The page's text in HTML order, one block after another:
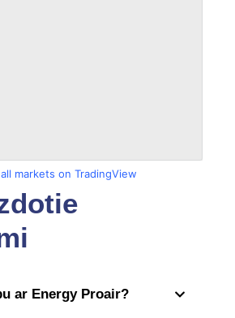
markets on TradingView
ar Energy Proair?